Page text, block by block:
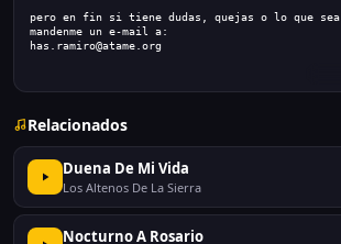
pero en fin si tiene dudas, quejas o lo que sea
mandenme un e-mail a:
has.ramiro@atame.org
Relacionados
Duena De Mi Vida
Los Altenos De La Sierra
Nocturno A Rosario